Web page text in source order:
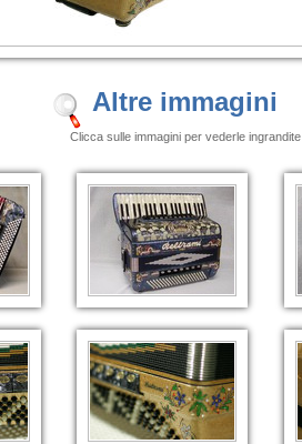
Altre immagini
Clicca sulle immagini per vederle ingrandite